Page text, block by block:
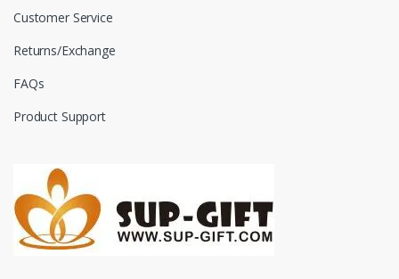
Customer Service
Returns/Exchange
FAQs
Product Support